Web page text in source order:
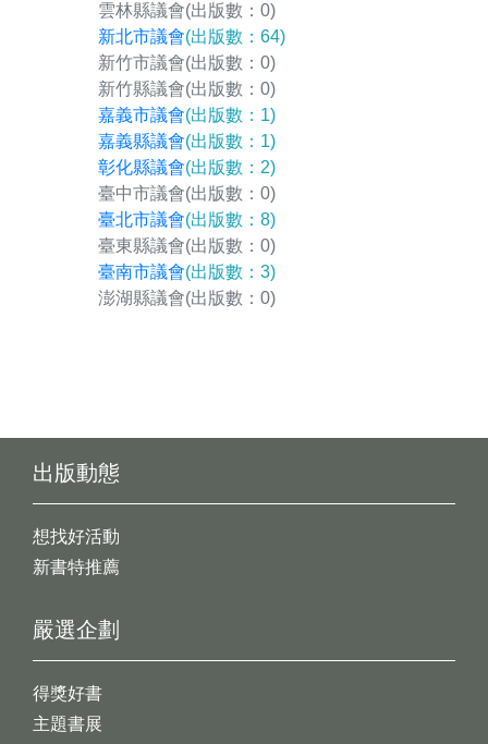
雲林縣議會(出版數：0)
新北市議會(出版數：64)
新竹市議會(出版數：0)
新竹縣議會(出版數：0)
嘉義市議會(出版數：1)
嘉義縣議會(出版數：1)
彰化縣議會(出版數：2)
臺中市議會(出版數：0)
臺北市議會(出版數：8)
臺東縣議會(出版數：0)
臺南市議會(出版數：3)
澎湖縣議會(出版數：0)
出版動態
想找好活動
新書特推薦
嚴選企劃
得獎好書
主題書展